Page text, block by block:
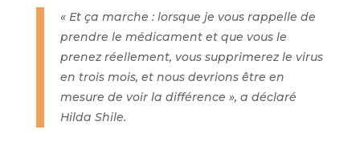
« Et ça marche : lorsque je vous rappelle de
prendre le médicament et que vous le
prenez réellement, vous supprimerez le virus
en trois mois, et nous devrions être en
mesure de voir la différence », a déclaré
Hilda Shile.